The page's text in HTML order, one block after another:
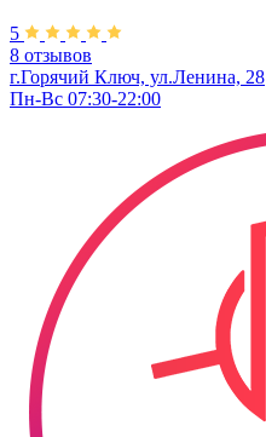
5
8 отзывов
г.Горячий Ключ, ул.Ленина, 28
Пн-Вс 07:30-22:00